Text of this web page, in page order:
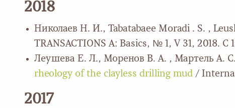
2018
Николаев Н. И., Tabatabaee Moradi . S. ,
TRANSACTIONS A: Basics, № 1, V 31, 2018. С
Леушева Е. Л., Моренов В. А. , Мартель А. С.
rheology of the clayless drilling mud /
2017